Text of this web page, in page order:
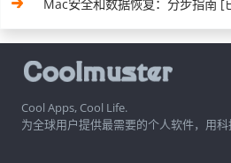
Mac安全和数据恢复：分步指南 [
Cool Apps, Cool Life.
为全球用户提供最需要的个人软件，用科